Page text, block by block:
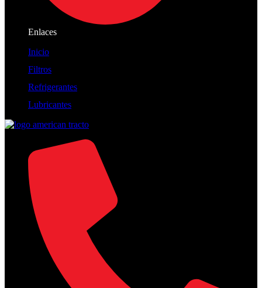
Enlaces
Inicio
Filtros
Refrigerantes
Lubricantes